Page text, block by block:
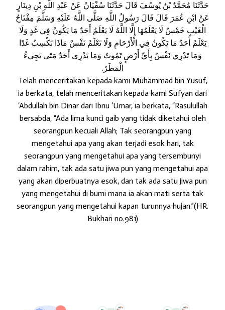
حَدَّثَنَا مُحَمَّدُ بْنُ يُوسُفَ قَالَ حَدَّثَنَا سُفْيَانُ عَنْ عَبْدِ اللَّهِ بْنِ دِينَارٍ
عَنْ ابْنِ عُمَرَ قَالَ قَالَ رَسُولُ اللَّهِ صَلَّى اللَّهُ عَلَيْهِ وَسَلَّمَ مِفْتَاحُ
الْغَيْبِ خَمْسٌ لَا يَعْلَمُهَا إِلَّا اللَّهُ لَا يَعْلَمُ أَحَدٌ مَا يَكُونُ فِي غَدٍ وَلَا
يَعْلَمُ أَحَدٌ مَا يَكُونُ فِي الْأَرْحَامِ وَلَا تَعْلَمُ نَفْسٌ مَاذَا تَكْسِبُ غَدًا
وَمَا تَدْرِي نَفْسٌ بِأَيِّ أَرْضٍ تَمُوتُ وَمَا يَدْرِي أَحَدٌ مَتَى يَجِيءُ
الْمَطَرُ.
Telah menceritakan kepada kami Muhammad bin Yusuf,
ia berkata, telah menceritakan kepada kami Sufyan dari
‘Abdullah bin Dinar dari Ibnu ‘Umar, ia berkata, “Rasulullah
bersabda, “Ada lima kunci gaib yang tidak diketahui oleh
seorangpun kecuali Allah; Tak seorangpun yang
mengetahui apa yang akan terjadi esok hari, tak
seorangpun yang mengetahui apa yang tersembunyi
dalam rahim, tak ada satu jiwa pun yang mengetahui apa
yang akan diperbuatnya esok, dan tak ada satu jiwa pun
yang mengetahui di bumi mana ia akan mati serta tak
seorangpun yang mengetahui kapan turunnya hujan.”(HR.
Bukhari no.981)